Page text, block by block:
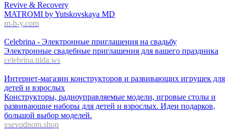
Revive & Recovery
MATROMI by Yutskovskaya MD
m-b-y.com
Celebrina - Электронные приглашения на свадьбу
Электронные свадебные приглашения для вашего праздника
celebrina.tilda.ws
Интернет-магазин конструкторов и развивающих игрушек для
детей и взрослых
Конструкторы, радиоуправляемые модели, игровые столы и
развивающие наборы для детей и взрослых. Идеи подарков,
большой выбор моделей.
vsevodnom.shop